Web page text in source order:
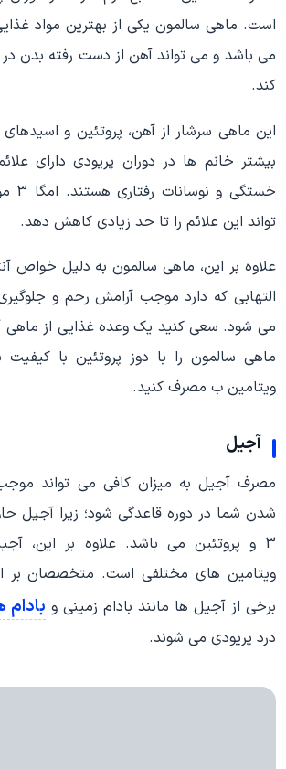
است. ماهی سالمون یکی از بهترین مواد
می باشد و می تواند آهن از دست رفته بدن در
کند.
بیشتر خانم ها در دوران پریودی دارای
تواند این علائم را تا حد زیادی کاهش دهد.
علاوه بر این، ماهی سالمون به دلیل خواص
التهابی که دارد موجب آرامش رحم و
می شود. سعی کنید یک وعده غذایی از ماهی
ماهی سالمون را با دوز پروتئین با کیفیت
ویتامین ب مصرف کنید.
آجیل
مصرف آجیل به میزان کافی می تواند
شدن شما در دوره قاعدگی شود؛ زیرا آجیل
3 و پروتئین می باشد. علاوه بر این،
ویتامین های مختلفی است. متخصصان بر
برخی از آجیل ها مانند بادام زمینی و
درد پریودی می شوند.